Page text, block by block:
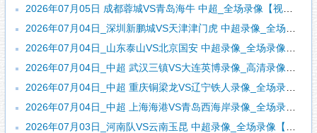
2026年07月05日 成都蓉城VS青岛海牛 中超_全场录像【视频集锦】
2026年07月04日_深圳新鹏城VS天津津门虎 中超录像_全场录像【全场回放】
2026年07月04日_山东泰山VS北京国安 中超录像_全场录像【全场回放】
2026年07月04日_中超 武汉三镇VS大连英博录像_高清录像【全场回放】
2026年07月04日_中超 重庆铜梁龙VS辽宁铁人录像_全场录像【视频集锦】
2026年07月04日_中超 上海海港VS青岛西海岸录像_全场录像【视频集锦】
2026年07月03日_河南队VS云南玉昆 中超录像_全场录像【视频集锦】